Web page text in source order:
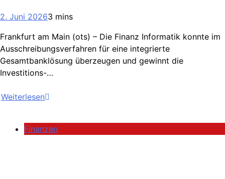
2. Juni 20263 mins
Frankfurt am Main (ots) – Die Finanz Informatik konnte im
Ausschreibungsverfahren für eine integrierte
Gesamtbanklösung überzeugen und gewinnt die
Investitions-…
Weiterlesen
Finanzen